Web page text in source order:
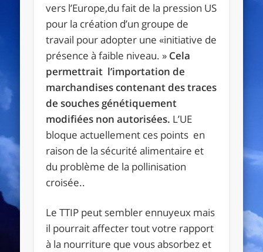
vers l’Europe,du fait de la pression US
pour la création d’un groupe de
travail pour adopter une «initiative de
présence à faible niveau. » Cela
permettrait l’importation de
marchandises contenant des traces
de souches génétiquement
modifiées non autorisées. L’UE
bloque actuellement ces points en
raison de la sécurité alimentaire et
du problème de la pollinisation
croisée..
Le TTIP peut sembler ennuyeux mais
il pourrait affecter tout votre rapport
à la nourriture que vous absorbez et